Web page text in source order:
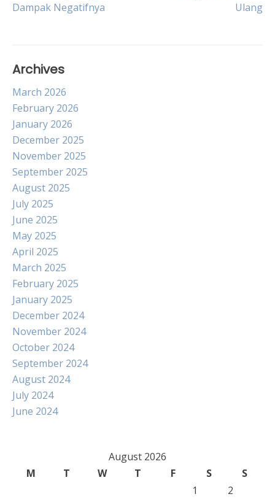
navigation
Dampak Negatifnya
Ulang
Archives
March 2026
February 2026
January 2026
December 2025
November 2025
September 2025
August 2025
July 2025
June 2025
May 2025
April 2025
March 2025
February 2025
January 2025
December 2024
November 2024
October 2024
September 2024
August 2024
July 2024
June 2024
August 2026
M
T W T F S
S
1
2